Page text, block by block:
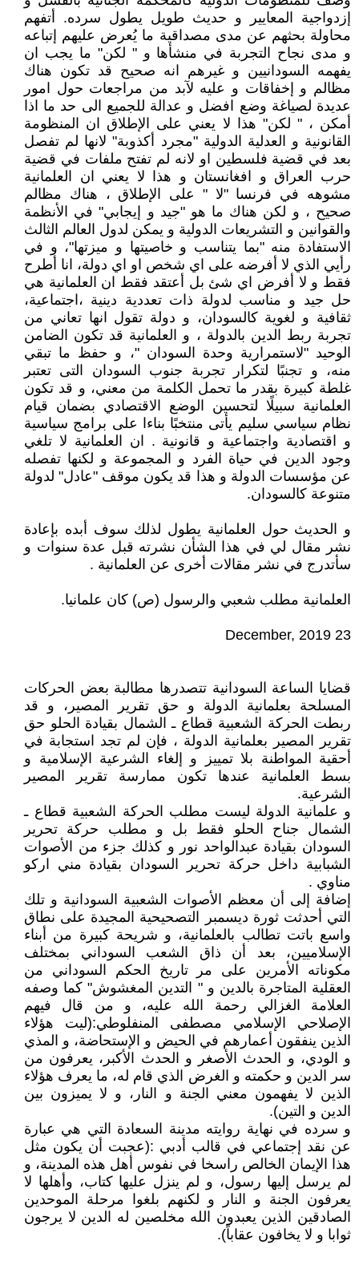
إزدواجية المعايير و حديث طويل يطول سرده. أتفهم
محاولة بحثهم عن مدى مصداقية ما يُعرض عليهم إتباعه
و مدى نجاح التجربة في منشأها و " لكن" ما يجب ان
يفهمه السودانيين و غيرهم انه صحيح قد تكون هناك
مظالم و إخفاقات و عليه لآبد من مراجعات حول امور
عديدة لصياغة وضع افضل و عدالة للجميع الى حد ما اذا
أمكن ، " لكن" هذا لا يعني على الإطلاق ان المنظومة
القانونية و العدلية الدولية "مجرد أكذوبة" لانها لم تفصل
بعد في قضية فلسطين او لانه لم تفتح ملفات في قضية
حرب العراق و افغانستان و هذا لا يعني ان العلمانية
مشوهه في فرنسا "لا " على الإطلاق ، هناك مظالم
صحيح ، و لكن هناك ما هو "جيد و إيجابي" في الأنظمة
والقوانين و التشريعات الدولية و يمكن لدول العالم الثالث
الاستفادة منه "بما يتناسب و خاصيتها و ميزتها"، و في
رأيي الذي لا أفرضه على اي شخص او اي دولة، انا أطرح
فقط و لا أفرض اي شئ بل أعتقد فقط ان العلمانية هي
حل جيد و مناسب لدولة ذات تعددية دينية ،اجتماعية،
ثقافية و لغوية كالسودان، و دولة تقول انها تعاني من
تجربة ربط الدين بالدولة ، و العلمانية قد تكون الضامن
الوحيد "لاستمرارية وحدة السودان "، و حفظ ما تبقي
منه، و تجنبًا لتكرار تجربة جنوب السودان التى تعتبر
غلطة كبيرة بقدر ما تحمل الكلمة من معني، و قد تكون
العلمانية سبيلًا لتحسين الوضع الاقتصادي بضمان قيام
نظام سياسي سليم يأتى منتخبًا بناءا على برامج سياسية
و اقتصادية واجتماعية و قانونية . ان العلمانية لا تلغي
وجود الدين في حياة الفرد و المجموعة و لكنها تفصله
عن مؤسسات الدولة و هذا قد يكون موقف "عادل" لدولة
متنوعة كالسودان.
و الحديث حول العلمانية يطول لذلك سوف أبده بإعادة
نشر مقال لي في هذا الشأن نشرته قبل عدة سنوات و
سأتدرج في نشر مقالات أخرى عن العلمانية .
العلمانية مطلب شعبي والرسول (ص) كان علمانيا.
قضايا الساعة السودانية تتصدرها مطالبة بعض الحركات
المسلحة بعلمانية الدولة و حق تقرير المصير، و قد
ربطت الحركة الشعبية قطاع ـ الشمال بقيادة الحلو حق
تقرير المصير بعلمانية الدولة ، فإن لم تجد استجابة في
أحقية المواطنة بلا تمييز و إلغاء الشرعية الإسلامية و
بسط العلمانية عندها تكون ممارسة تقرير المصير
الشرعية.
و علمانية الدولة ليست مطلب الحركة الشعبية قطاع ـ
الشمال جناح الحلو فقط بل و مطلب حركة تحرير
السودان بقيادة عبدالواحد نور و كذلك جزء من الأصوات
الشبابية داخل حركة تحرير السودان بقيادة مني اركو
مناوي .
إضافة إلى أن معظم الأصوات الشعبية السودانية و تلك
التي أحدثت ثورة ديسمبر التصحيحية المجيدة على نطاق
واسع باتت تطالب بالعلمانية، و شريحة كبيرة من أبناء
الإسلاميين، بعد أن ذاق الشعب السوداني بمختلف
مكوناته الأمرين على مر تاريخ الحكم السوداني من
العقلية المتاجرة بالدين و " التدين المغشوش" كما وصفه
العلامة الغزالي رحمة الله عليه، و من قال فيهم
الإصلاحي الإسلامي مصطفى المنفلوطي:(ليت هؤلاء
الذين ينفقون أعمارهم في الحيض و الإستحاضة، و المذي
و الودي، و الحدث الأصغر و الحدث الأكبر، يعرفون من
سر الدين و حكمته و الغرض الذي قام له، ما يعرف هؤلاء
الذين لا يفهمون معني الجنة و النار، و لا يميزون بين
الدين و التين).
و سرده في نهاية روايته مدينة السعادة التي هي عبارة
عن نقد إجتماعي في قالب أدبي :(عجبت أن يكون مثل
هذا الإيمان الخالص راسخا في نفوس أهل هذه المدينة، و
لم يرسل إليها رسول، و لم ينزل عليها كتاب، وأهلها لا
يعرفون الجنة و النار و لكنهم بلغوا مرحلة الموحدين
الصادقين الذين يعبدون الله مخلصين له الدين لا يرجون
ثوابا و لا يخافون عقاباً).